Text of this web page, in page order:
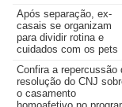
Após separação, ex-
casais se organizam
para dividir rotina e
cuidados com os pets
Confira a repercussão
resolução do CNJ
o casamento